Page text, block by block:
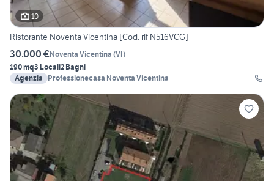
10
Ristorante Noventa Vicentina [Cod. rif N516VCG]
30.000 €Noventa Vicentina (VI)
190 mq3 Locali2 Bagni
Agenzia
Professionecasa Noventa Vicentina